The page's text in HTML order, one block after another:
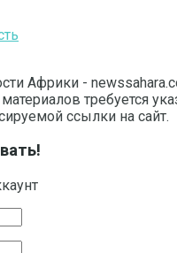
Африки -
требуется
ссылки на сайт.